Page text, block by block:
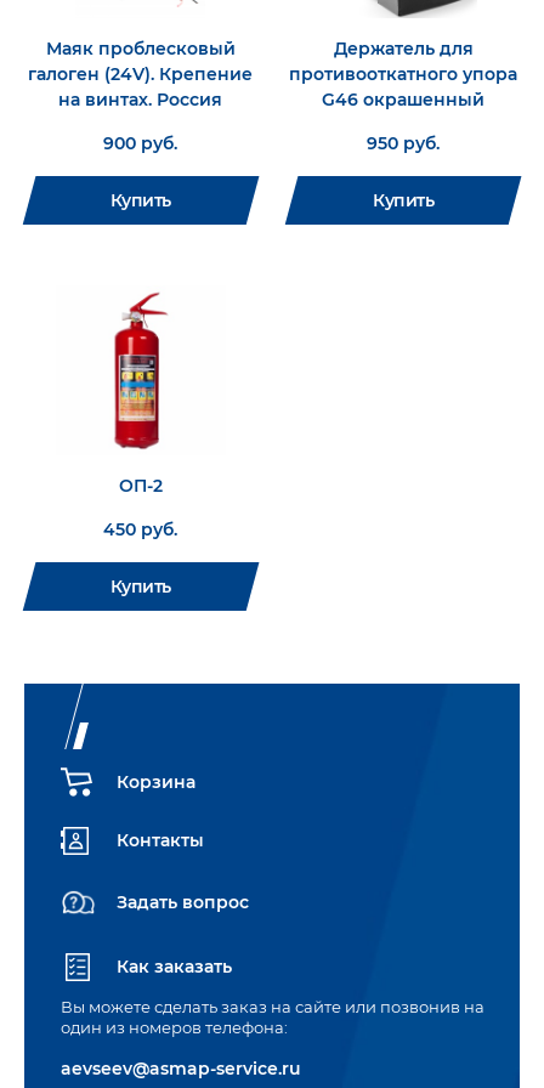
Маяк проблесковый
галоген (24V). Крепение
на винтах. Россия
900 руб.
Купить
Держатель для
противооткатного упора
G46 окрашенный
950 руб.
Купить
ОП-2
450 руб.
Купить
Корзина
Контакты
Задать вопрос
Как заказать
Вы можете сделать заказ на сайте или позвонив на
один из номеров телефона:
aevseev@asmap-service.ru